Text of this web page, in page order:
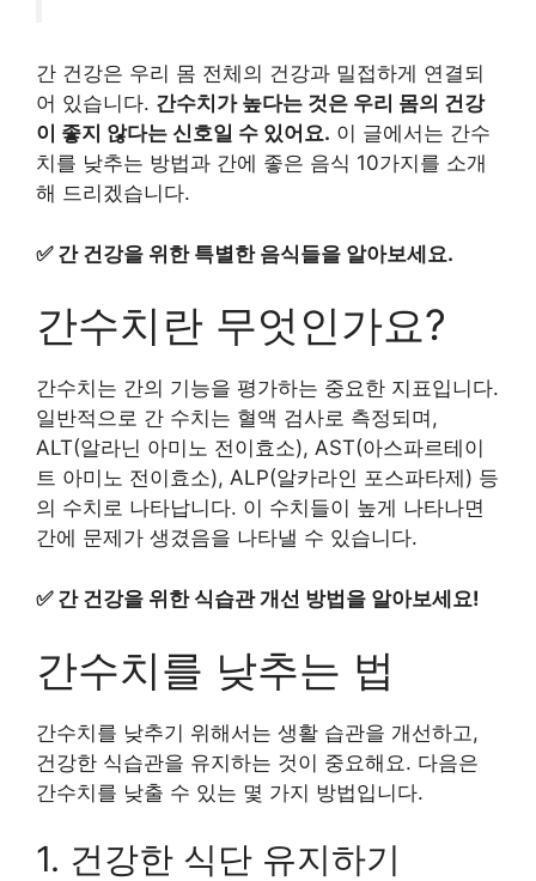
간 건강은 우리 몸 전체의 건강과 밀접하게 연결되
어 있습니다. 간수치가 높다는 것은 우리 몸의 건강
이 좋지 않다는 신호일 수 있어요. 이 글에서는 간수
치를 낮추는 방법과 간에 좋은 음식 10가지를 소개
해 드리겠습니다.
✅ 간 건강을 위한 특별한 음식들을 알아보세요.
간수치란 무엇인가요?
간수치는 간의 기능을 평가하는 중요한 지표입니다.
일반적으로 간 수치는 혈액 검사로 측정되며,
ALT(알라닌 아미노 전이효소), AST(아스파르테이
트 아미노 전이효소), ALP(알카라인 포스파타제) 등
의 수치로 나타납니다. 이 수치들이 높게 나타나면
간에 문제가 생겼음을 나타낼 수 있습니다.
✅ 간 건강을 위한 식습관 개선 방법을 알아보세요!
간수치를 낮추는 법
간수치를 낮추기 위해서는 생활 습관을 개선하고,
건강한 식습관을 유지하는 것이 중요해요. 다음은
간수치를 낮출 수 있는 몇 가지 방법입니다.
1. 건강한 식단 유지하기